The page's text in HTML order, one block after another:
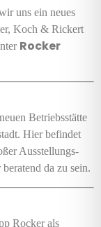
uns ein neues
Koch & Rickert
Rocker
Betriebs­stätte
Hier befindet
Aus­stel­lungs­
da zu sein.
Rocker als